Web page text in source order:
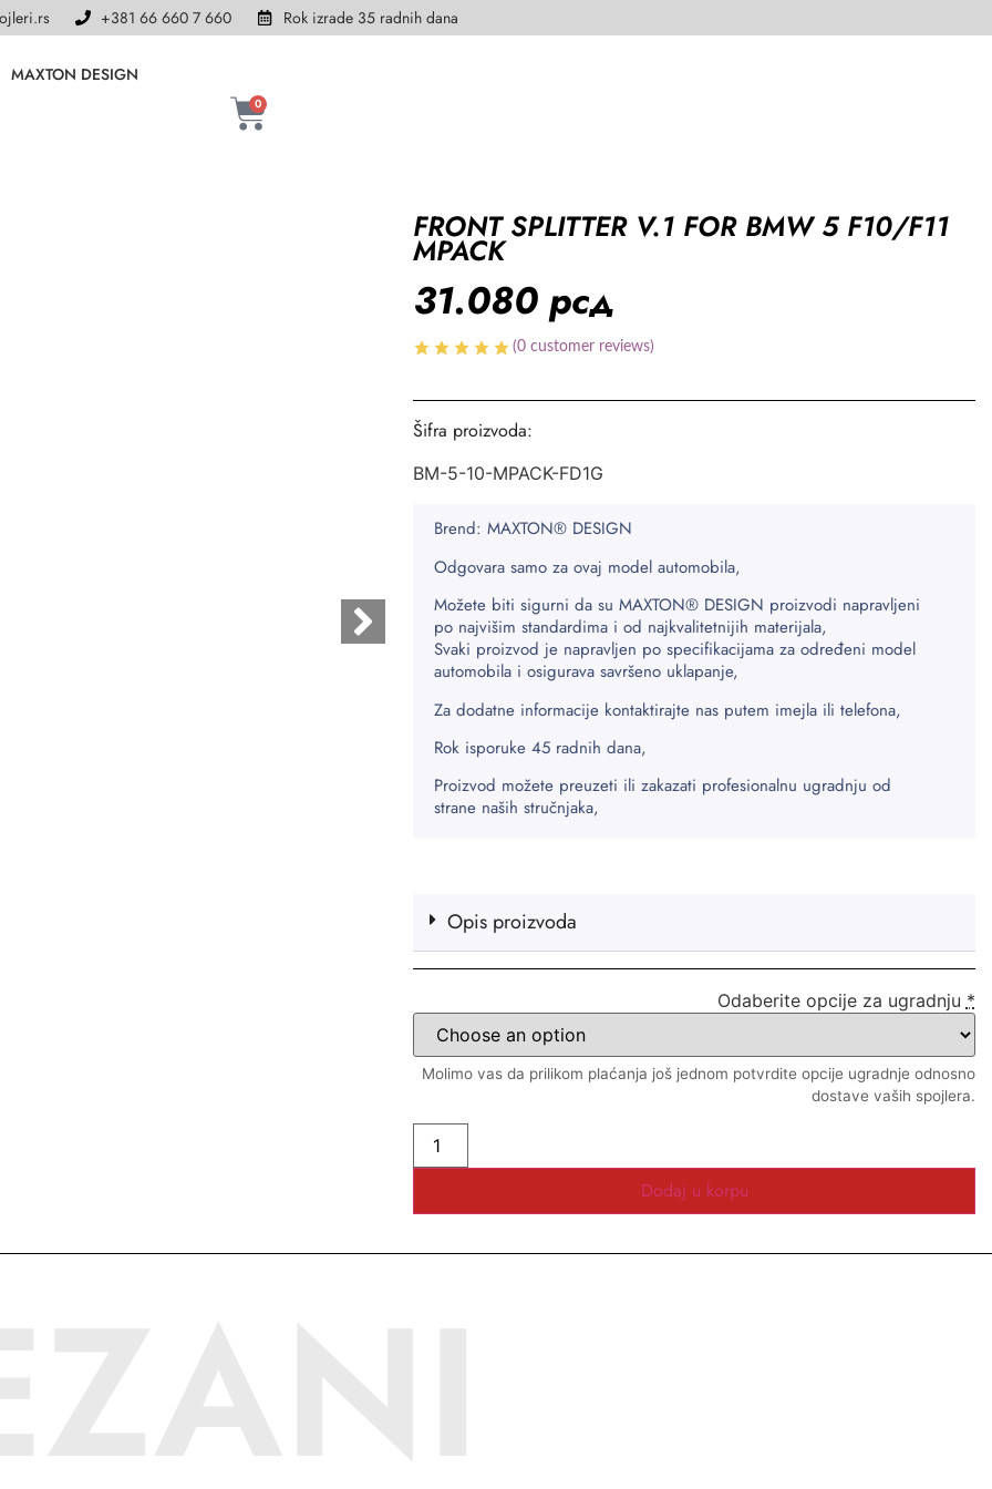
+381 66 660 7 660 Rok izrade 35 radnih dana
MAXTON DESIGN
0
FRONT SPLITTER V.1 FOR BMW 5 F10/F11
MPACK
31.080рсд
(0 customer reviews)
Šifra proizvoda:
BM-5-10-MPACK-FD1G
Brend: MAXTON® DESIGN
Odgovara samo za ovaj model automobila,
Možete biti sigurni da su MAXTON® DESIGN proizvodi napravljeni
po najvišim standardima i od najkvalitetnijih materijala,
Svaki proizvod je napravljen po specifikacijama za određeni model
automobila i osigurava savršeno uklapanje,
Za dodatne informacije kontaktirajte nas putem imejla ili telefona,
Rok isporuke 45 radnih dana,
Proizvod možete preuzeti ili zakazati profesionalnu ugradnju od
strane naših stručnjaka,
Opis proizvoda
Odaberite opcije za ugradnju *
Molimo vas da prilikom plaćanja još jednom potvrdite opcije ugradnje odnosno
dostave vaših spojlera.
Dodaj u korpu